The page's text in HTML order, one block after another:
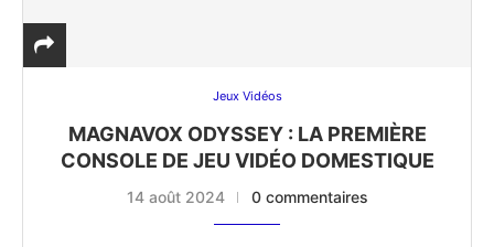
Jeux Vidéos
MAGNAVOX ODYSSEY : LA PREMIÈRE
CONSOLE DE JEU VIDÉO DOMESTIQUE
14 août 2024 0 commentaires